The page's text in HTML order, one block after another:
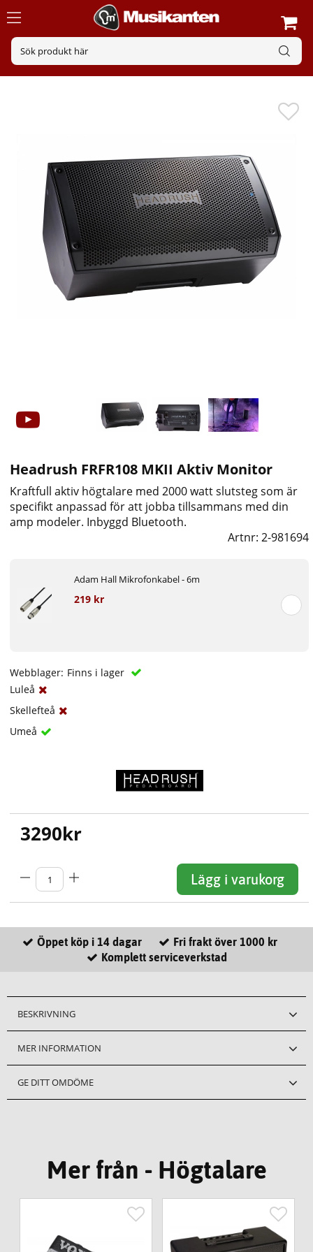
Headrush FRFR108 MKII Aktiv Monitor
Kraftfull aktiv högtalare med 2000 watt slutsteg som är
specifikt anpassad för att jobba tillsammans med din
amp modeler. Inbyggd Bluetooth.
Artnr:2-981694
Adam Hall Mikrofonkabel - 6m
219 kr
Webblager: Finns i lager
Luleå
Skellefteå
Umeå
3290kr
Lägg i varukorg
Öppet köp i 14 dagar
Fri frakt över 1000 kr
Komplett serviceverkstad
BESKRIVNING
MER INFORMATION
GE DITT OMDÖME
Mer från - Högtalare